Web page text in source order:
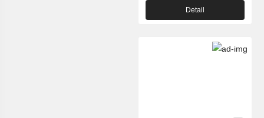
Detail